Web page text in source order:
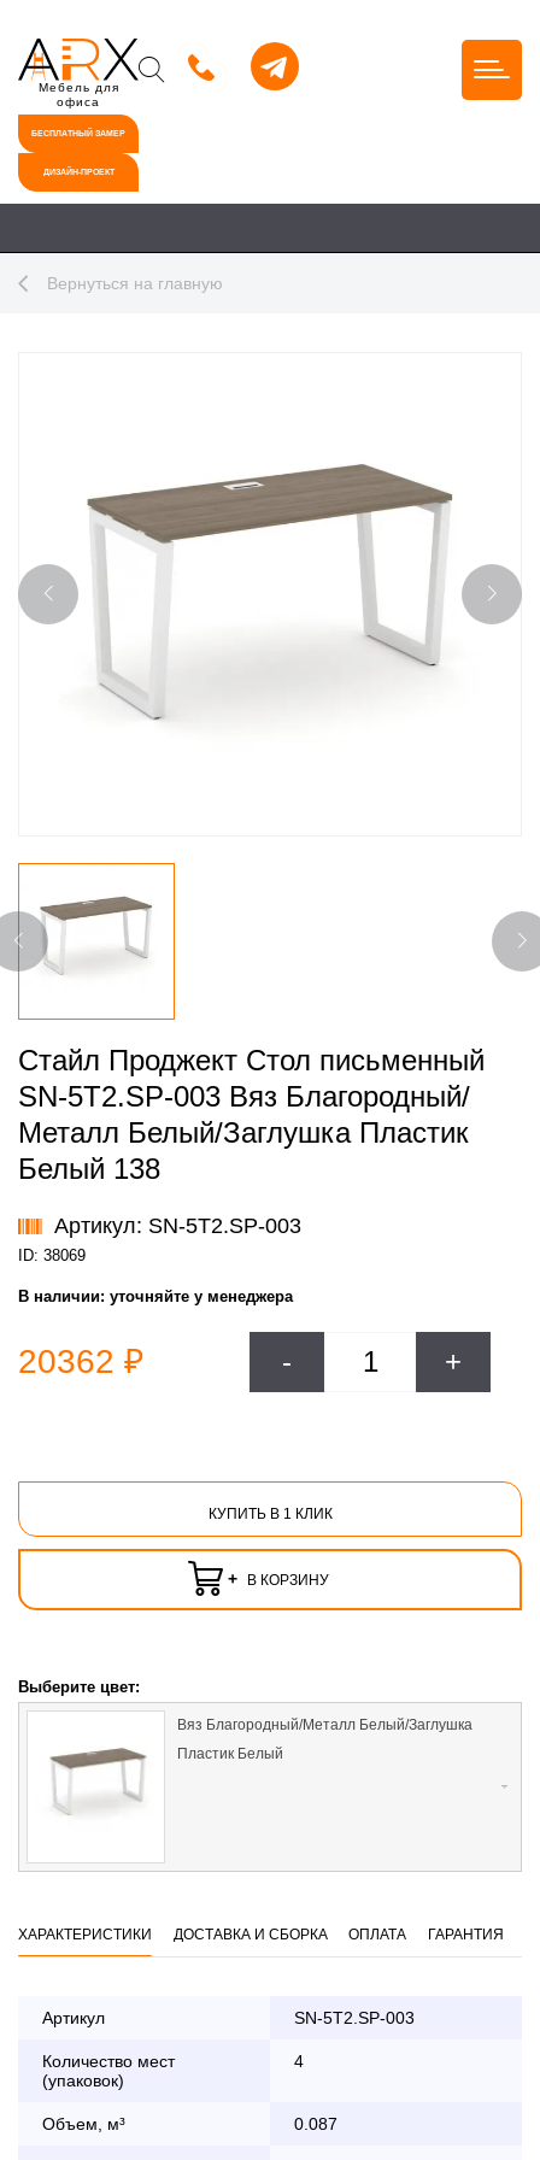
Мебель для
офиса
БЕСПЛАТНЫЙ ЗАМЕР
ДИЗАЙН-ПРОЕКТ
Вернуться на главную
Стайл Проджект Стол письменный
SN-5T2.SP-003 Вяз Благородный/
Металл Белый/Заглушка Пластик
Белый 138
Артикул: SN-5T2.SP-003
ID: 38069
В наличии: уточняйте у менеджера
20362 ₽ - +
КУПИТЬ В 1 КЛИК
+ В КОРЗИНУ
Выберите цвет:
Вяз Благородный/Металл Белый/Заглушка
Пластик Белый
ХАРАКТЕРИСТИКИ ДОСТАВКА И СБОРКА ОПЛАТА ГАРАНТИЯ
Артикул SN-5T2.SP-003
Количество мест
(упаковок)
4
Объем, м³ 0.087
заказа банковской картой